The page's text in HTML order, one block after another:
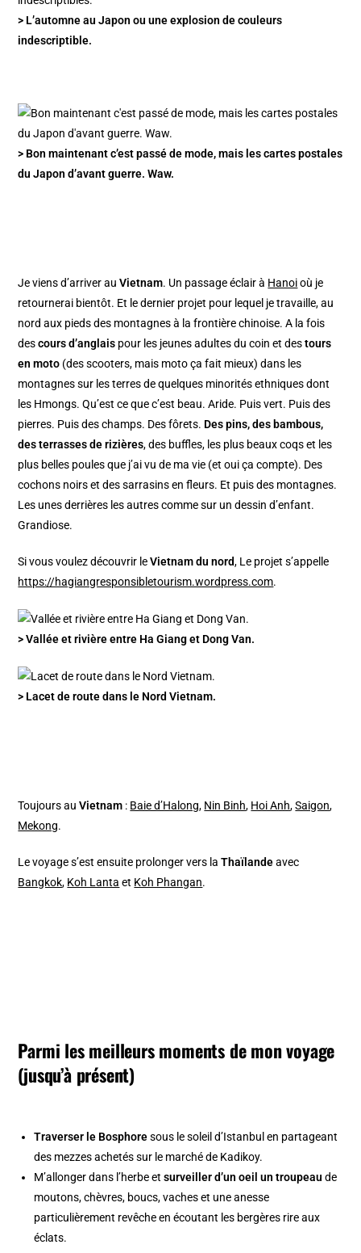
> L’automne au Japon ou une explosion de couleurs
indescriptible.
> Bon maintenant c’est passé de mode, mais les cartes postales
du Japon d’avant guerre. Waw.
Je viens d’arriver auVietnam. Un passage éclair à Hanoioù je
retournerai bientôt. Et le dernier projet pour lequel je travaille, au
nord aux pieds des montagnes à la frontière chinoise. A la fois
descours d’anglais pour les jeunes adultes du coin et destours
en moto (des scooters, mais moto ça fait mieux) dans les
montagnes sur les terres de quelques minorités ethniques dont
les Hmongs. Qu’est ce que c’est beau. Aride. Puis vert. Puis des
pierres. Puis des champs. Des fôrets. Des pins, des bambous,
des terrasses de rizières, des buffles, les plus beaux coqs et les
plus belles poules que j’ai vu de ma vie (et oui ça compte). Des
cochons noirs et des sarrasins en fleurs. Et puis des montagnes.
Les unes derrières les autres comme sur un dessin d’enfant.
Grandiose.
Si vous voulez découvrir leVietnam du nord, Le projet s’appelle
https://hagiangresponsibletourism.wordpress.com.
> Vallée et rivière entre Ha Giang et Dong Van.
> Lacet de route dans le Nord Vietnam.
Toujours auVietnam : Baie d’Halong, Nin Binh, Hoi Anh,Saigon,
Mekong.
Le voyage s’est ensuite prolonger vers laThaïlandeavec
Bangkok, Koh Lanta et Koh Phangan.
Parmi les meilleurs moments de mon voyage
(jusqu’à présent)
Traverser le Bosphoresous le soleil d’Istanbul en partageant
des mezzes achetés sur le marché de Kadikoy.
M’allonger dans l’herbe etsurveiller d’un oeil un troupeau de
moutons, chèvres, boucs, vaches et une anesse
particulièrement revêche en écoutant les bergères rire aux
éclats.